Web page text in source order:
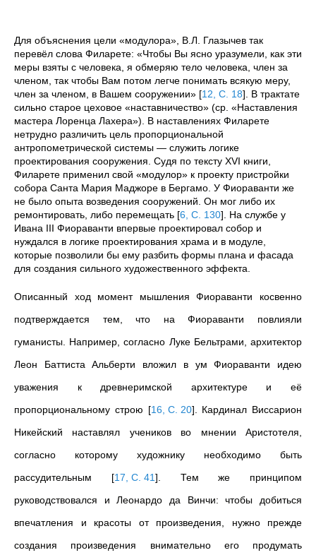
Для объяснения цели «модулора», В.Л. Глазычев так
перевёл слова Филарете: «Чтобы Вы ясно уразумели, как эти
меры взяты с человека, я обмеряю тело человека, член за
членом, так чтобы Вам потом легче понимать всякую меру,
член за членом, в Вашем сооружении» [12, С. 18]. В трактате
сильно старое цеховое «наставничество» (ср. «Наставления
мастера Лоренца Лахера»). В наставлениях Филарете
нетрудно различить цель пропорциональной
антропометрической системы — служить логике
проектирования сооружения. Судя по тексту XVI книги,
Филарете применил свой «модулор» к проекту пристройки
собора Санта Мария Маджоре в Бергамо. У Фиораванти же
не было опыта возведения сооружений. Он мог либо их
ремонтировать, либо перемещать [6, С. 130]. На службе у
Ивана III Фиораванти впервые проектировал собор и
нуждался в логике проектирования храма и в модуле,
которые позволили бы ему разбить формы плана и фасада
для создания сильного художественного эффекта.
Описанный ход момент мышления Фиораванти косвенно
подтверждается тем, что на Фиораванти повлияли
гуманисты. Например, согласно Луке Бельтрами, архитектор
Леон Баттиста Альберти вложил в ум Фиораванти идею
уважения к древнеримской архитектуре и её
пропорциональному строю [16, С. 20]. Кардинал Виссарион
Никейский наставлял учеников во мнении Аристотеля,
согласно которому художнику необходимо быть
рассудительным [17, С. 41]. Тем же принципом
руководствовался и Леонардо да Винчи: чтобы добиться
впечатления и красоты от произведения, нужно прежде
создания произведения внимательно его продумать